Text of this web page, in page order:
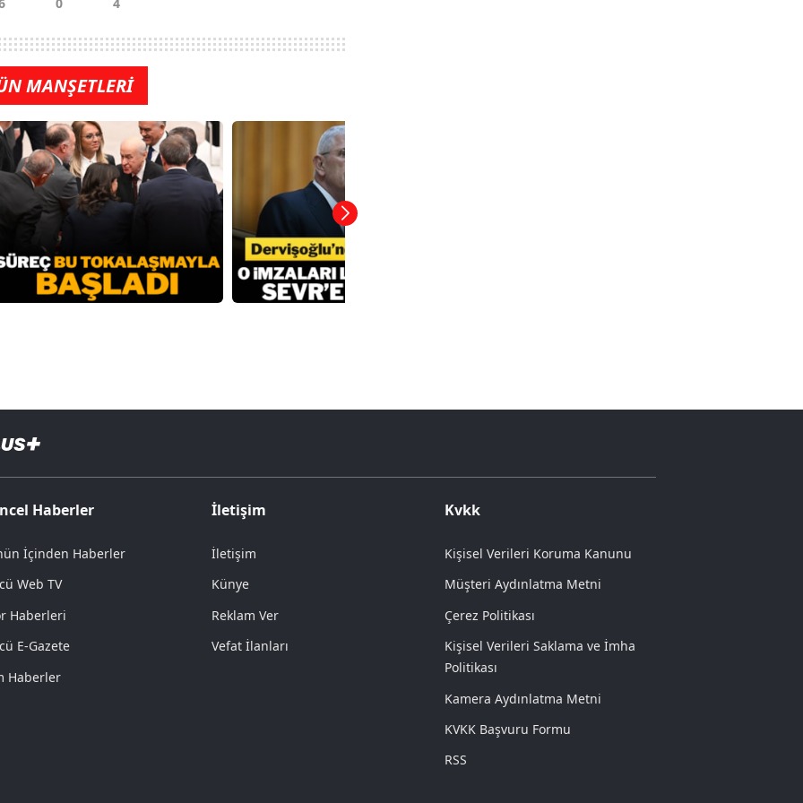
MANŞETLERİ
Haberler
İçinden Haberler
Web TV
Haberleri
E-Gazete
Haberler
İletişim
İletişim
Künye
Reklam Ver
Vefat İlanları
Kvkk
Kişisel Verileri Koruma Kanunu
Müşteri Aydınlatma Metni
Çerez Politikası
Kişisel Verileri Saklama ve İmha
Politikası
Kamera Aydınlatma Metni
KVKK Başvuru Formu
RSS